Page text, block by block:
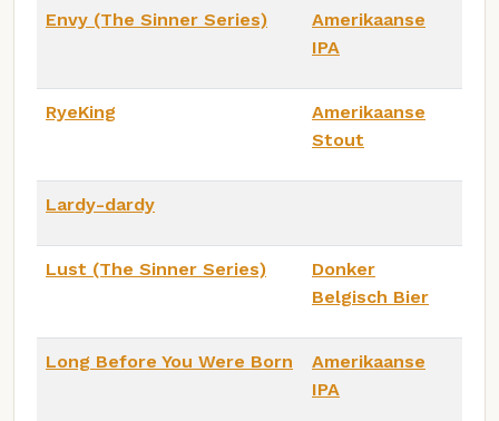
Envy (The Sinner Series)
Amerikaanse
IPA
RyeKing
Amerikaanse
Stout
Lardy-dardy
Lust (The Sinner Series)
Donker
Belgisch Bier
Long Before You Were Born
Amerikaanse
IPA